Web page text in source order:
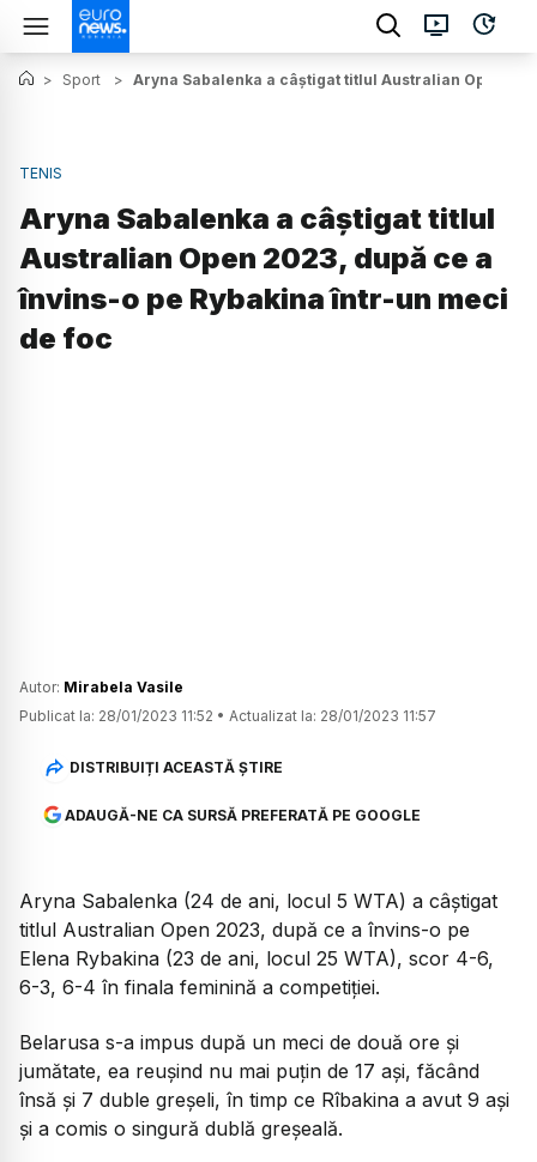
> Sport > Aryna Sabalenka a câștigat titlul Australian Open
TENIS
Aryna Sabalenka a câștigat titlul
Australian Open 2023, după ce a
învins-o pe Rybakina într-un meci
de foc
Autor: Mirabela Vasile
Publicat la: 28/01/2023 11:52 • Actualizat la: 28/01/2023 11:57
DISTRIBUIȚI ACEASTĂ ȘTIRE
ADAUGĂ-NE CA SURSĂ PREFERATĂ PE GOOGLE
Aryna Sabalenka (24 de ani, locul 5 WTA) a câștigat
titlul Australian Open 2023, după ce a învins-o pe
Elena Rybakina (23 de ani, locul 25 WTA), scor 4-6,
6-3, 6-4 în finala feminină a competiției.
Belarusa s-a impus după un meci de două ore şi
jumătate, ea reuşind nu mai puţin de 17 aşi, făcând
însă şi 7 duble greşeli, în timp ce Rîbakina a avut 9 aşi
şi a comis o singură dublă greşeală.